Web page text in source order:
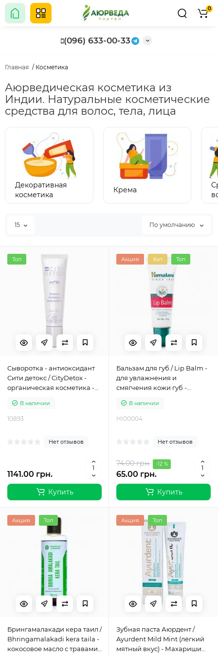
(096) 633-00-33
0
Главная Косметика
Аюрведическая косметика из
Индии. Натуральные косметические
средства для волос, тела, лица
Декоративная
косметика
Крема
15 По умолчанию
Топ
Cыворотка - антиоксидант
Сити детокс / CityDetox -
органическая косметика -
В наличии
10893
Нет отзывов
1141.00 грн.
Купить
Акция Хит Топ
Бальзам для губ / Lip Balm -
для увлажнения и
смягчения кожи губ -
В наличии
HI00004
Нет отзывов
74.00 грн. -12 %
65.00 грн.
Купить
Акция Топ
Брингамалакади кера таил /
Bhringamalakadi kera taila -
кокосовое масло с травами
Акция Топ
Зубная паста Аюрдент /
Ayurdent Mild Mint (лёгкий
мятный вкус) - Махариши